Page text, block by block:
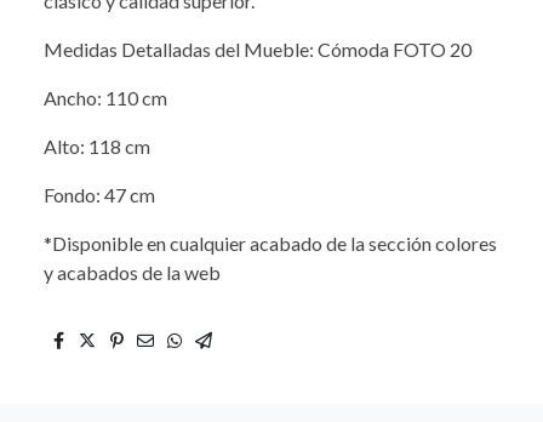
Medidas Detalladas del Mueble: Cómoda FOTO 20
Ancho: 110 cm
Alto: 118 cm
Fondo: 47 cm
*Disponible en cualquier acabado de la sección colores
y acabados de la web